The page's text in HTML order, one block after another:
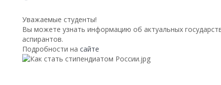
Уважаемые студенты!
Вы можете узнать информацию об актуальных
аспирантов.
Подробности на сайте